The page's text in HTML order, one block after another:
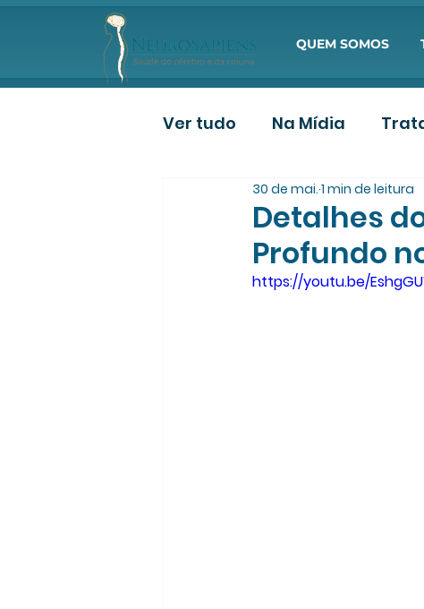
QUEM SOMOS
Ver tudo Na Mídia
Deposição de Pacientes
Detalhes
Profundo
30 de mai. 1 min de leitura
https://youtu.be/